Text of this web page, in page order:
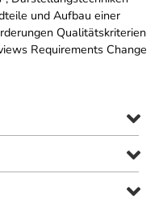
und Aufbau einer
Qualitätskriterien
Requirements Change